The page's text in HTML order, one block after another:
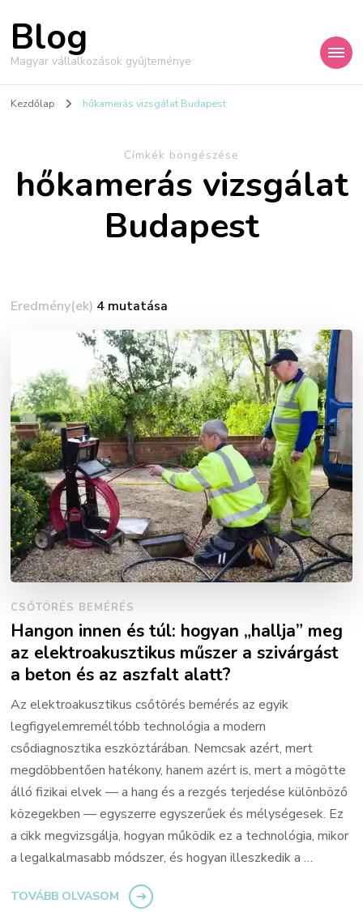
Blog
Magyar vállalkozások gyűjteménye
Kezdőlap hőkamerás vizsgálat Budapest
Címkék böngészése
hőkamerás vizsgálat
Budapest
Eredmény(ek) 4 mutatása
CSŐTÖRÉS BEMÉRÉS
Hangon innen és túl: hogyan „hallja” meg
az elektroakusztikus műszer a szivárgást
a beton és az aszfalt alatt?
Az elektroakusztikus csőtörés bemérés az egyik
legfigyelemreméltóbb technológia a modern
csődiagnosztika eszköztárában. Nemcsak azért, mert
megdöbbentően hatékony, hanem azért is, mert a mögötte
álló fizikai elvek — a hang és a rezgés terjedése különböző
közegekben — egyszerre egyszerűek és mélységesek. Ez
a cikk megvizsgálja, hogyan működik ez a technológia, mikor
a legalkalmasabb módszer, és hogyan illeszkedik a …
TOVÁBB OLVASOM